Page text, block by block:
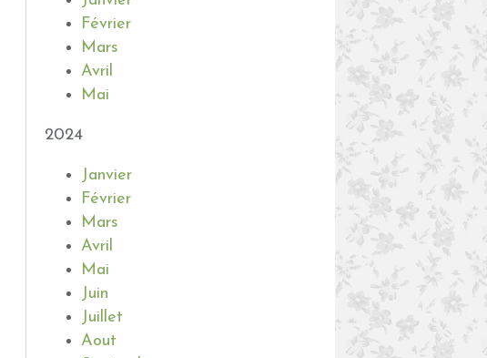
Février
Mars
Avril
Mai
2024
Janvier
Février
Mars
Avril
Mai
Juin
Juillet
Aout